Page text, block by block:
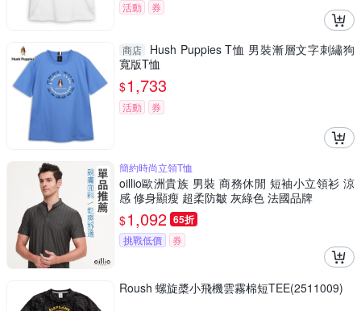
活動
券
商店
Hush Puppies T恤 男裝漸層文字刺繡狗
寬版T恤
$1,733
活動 券
簡約時尚立領T恤
oillio歐洲貴族 男裝 商務休閒 短袖小立領衫 涼
感 修身顯瘦 超柔防皺 灰綠色 法國品牌
$1,092 65折
挑戰低價 券
Roush 螺旋槳小飛機雲霧棉短TEE(2511009)